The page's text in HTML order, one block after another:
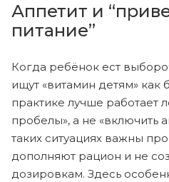
Аппетит и
питание”
Когда ребёнок ест
ищут «витамин детям»
практике лучше работает
пробелы», а не «включить
таких ситуациях важны
дополняют рацион и не
дозировкам. Здесь